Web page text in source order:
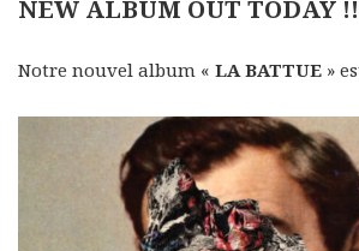
NEW ALBUM OUT TODAY
Notre nouvel album « LA BATTUE »